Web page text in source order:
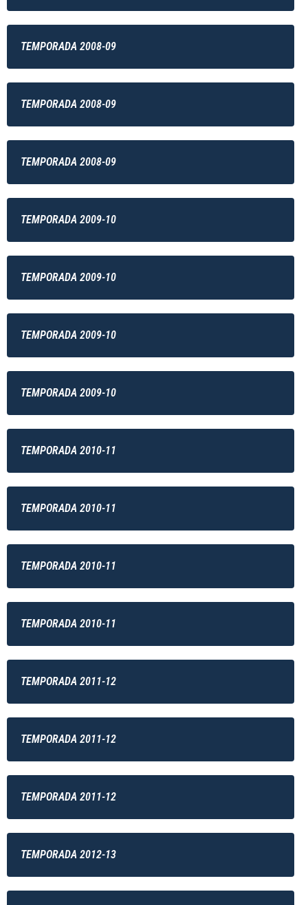
TEMPORADA 2008-09
TEMPORADA 2008-09
TEMPORADA 2008-09
TEMPORADA 2009-10
TEMPORADA 2009-10
TEMPORADA 2009-10
TEMPORADA 2009-10
TEMPORADA 2010-11
TEMPORADA 2010-11
TEMPORADA 2010-11
TEMPORADA 2010-11
TEMPORADA 2011-12
TEMPORADA 2011-12
TEMPORADA 2011-12
TEMPORADA 2012-13